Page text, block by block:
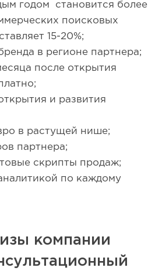
годом становится более
поисковых
15-20%;
в регионе партнера;
после открытия
и развития
в растущей нише;
партнера;
скрипты продаж;
по каждому
компании